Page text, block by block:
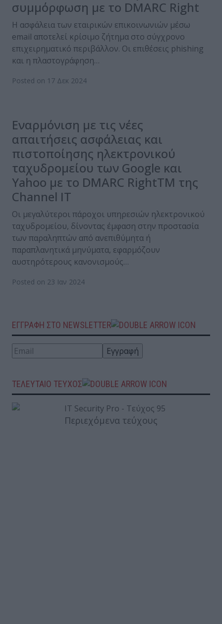
συμμόρφωση με το DMARC Right
Η ασφάλεια των εταιρικών επικοινωνιών μέσω
email αποτελεί κρίσιμο ζήτημα στο σύγχρονο
επιχειρηματικό περιβάλλον. Οι επιθέσεις phishing
και η πλαστογράφηση…
Posted on 17 Δεκ 2024
Εναρμόνιση με τις νέες
απαιτήσεις ασφάλειας και
πιστοποίησης ηλεκτρονικού
ταχυδρομείου των Google και
Yahoo με το DMARC RightTM της
Channel IT
Οι μεγαλύτεροι πάροχοι υπηρεσιών ηλεκτρονικού
ταχυδρομείου, δίνοντας έμφαση στην προστασία
των παραληπτών από ανεπιθύμητα ή
παραπλανητικά μηνύματα, εφαρμόζουν
αυστηρότερους κανονισμούς…
Posted on 23 Ιαν 2024
ΕΓΓΡΑΦΗ ΣΤΟ NEWSLETTER
ΤΕΛΕΥΤΑΙΟ ΤΕΥΧΟΣ
Περιεχόμενα τεύχους